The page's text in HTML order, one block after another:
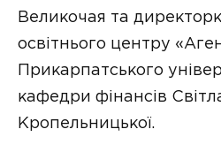
Великочая та
освітнього центру
Прикарпатського
кафедри фінансів
Кропельницької.